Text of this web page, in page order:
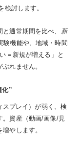
討します。
通常期間を比べ、
新
験機能や、地域・時間
＝新規が増える」と
れません。
化”
スプレイ）が弱く、検
。資産（動画/画像/見
やします。